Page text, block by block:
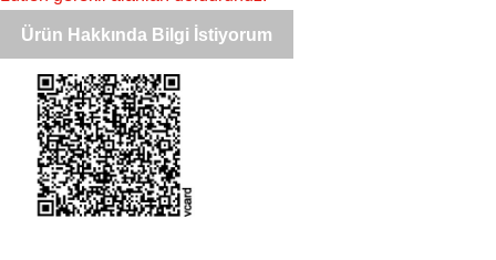
Ürün Hakkında Bilgi İstiyorum